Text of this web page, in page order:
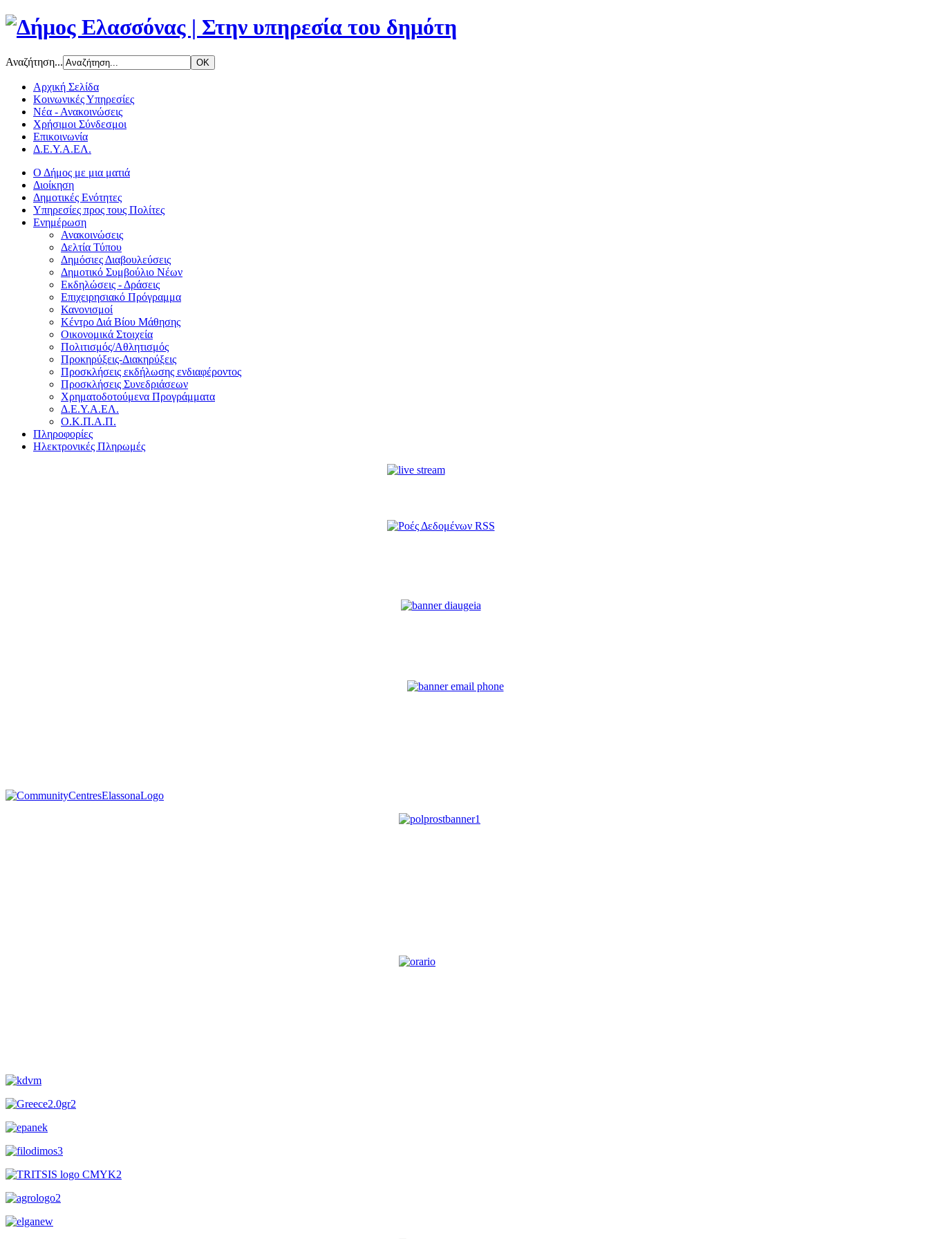
Αναζήτηση...
Αρχική Σελίδα
Κοινωνικές Υπηρεσίες
Νέα - Ανακοινώσεις
Χρήσιμοι Σύνδεσμοι
Επικοινωνία
Δ.Ε.Υ.Α.ΕΛ.
Ο Δήμος με μια ματιά
Διοίκηση
Δημοτικές Ενότητες
Υπηρεσίες προς τους Πολίτες
Ενημέρωση
Ανακοινώσεις
Δελτία Τύπου
Δημόσιες Διαβουλεύσεις
Δημοτικό Συμβούλιο Νέων
Εκδηλώσεις - Δράσεις
Επιχειρησιακό Πρόγραμμα
Κανονισμοί
Κέντρο Διά Βίου Μάθησης
Οικονομικά Στοιχεία
Πολιτισμός/Αθλητισμός
Προκηρύξεις-Διακηρύξεις
Προσκλήσεις εκδήλωσης ενδιαφέροντος
Προσκλήσεις Συνεδριάσεων
Χρηματοδοτούμενα Προγράμματα
Δ.Ε.Υ.Α.ΕΛ.
Ο.Κ.Π.Α.Π.
Πληροφορίες
Ηλεκτρονικές Πληρωμές